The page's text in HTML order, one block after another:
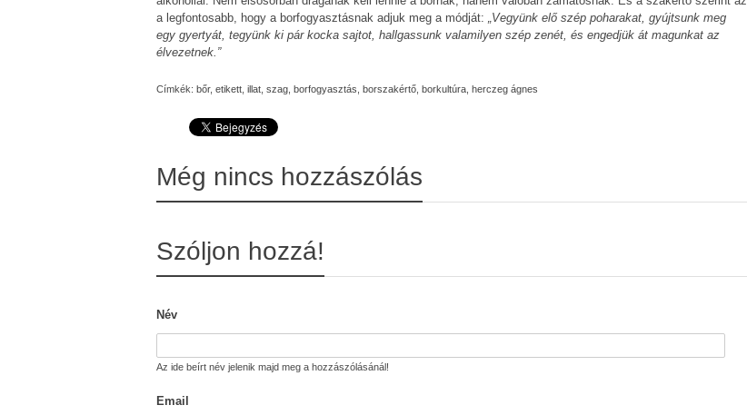
a legfontosabb, hogy a borfogyasztásnak adjuk meg a módját:
„Vegyünk elő szép poharakat, gyújtsunk meg
egy gyertyát, tegyünk ki pár kocka sajtot, hallgassunk valamilyen szép zenét, és engedjük át magunkat az
élvezetnek.”
Címkék: bőr, etikett illat szag borfogyasztás borszakértő borkultúra herczeg ágnes
Még nincs hozzászólás
Szóljon hozzá!
Név
Az ide beírt név jelenik majd meg a hozzászólásánál!
Email